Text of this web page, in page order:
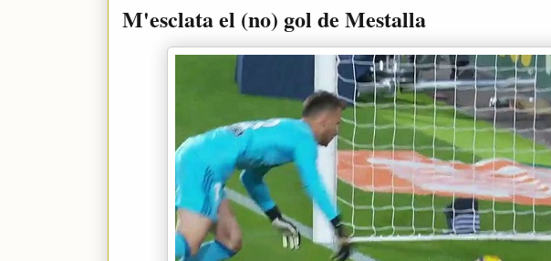
M'esclata el (no) gol de Mestalla